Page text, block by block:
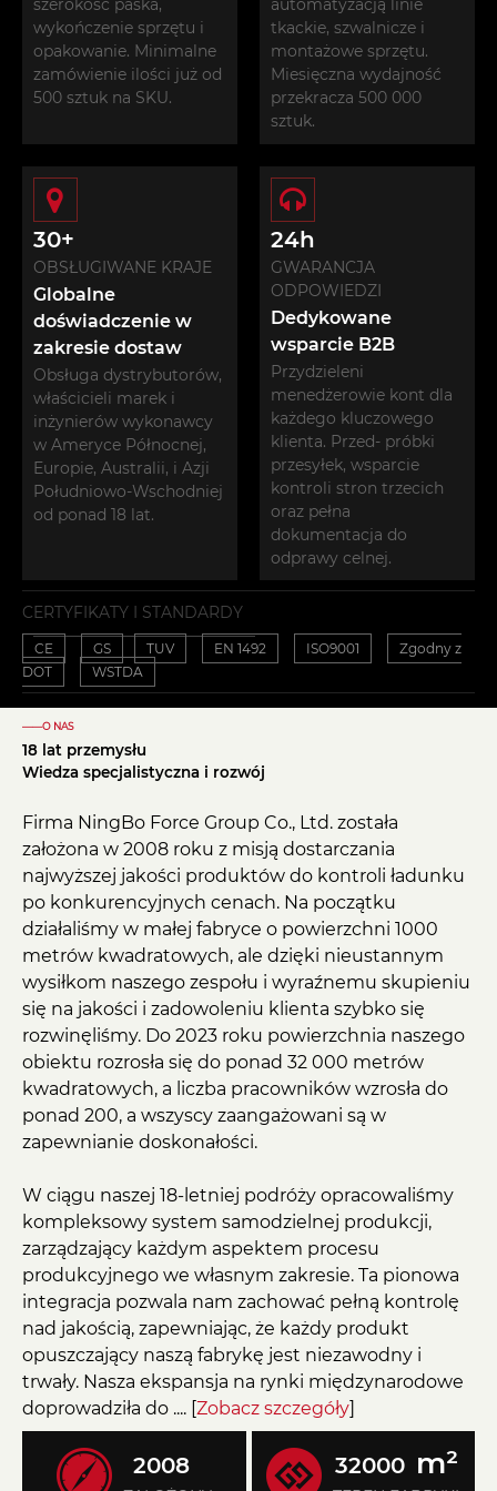
szerokość paska,
wykończenie sprzętu i
opakowanie. Minimalne
zamówienie ilości już od
500 sztuk na SKU.
automatyzacją linie
tkackie, szwalnicze i
montażowe sprzętu.
Miesięczna wydajność
przekracza 500 000
sztuk.
30+
OBSŁUGIWANE KRAJE
Globalne
doświadczenie w
zakresie dostaw
Obsługa dystrybutorów,
właścicieli marek i
inżynierów wykonawcy
w Ameryce Północnej,
Europie, Australii, i Azji
Południowo-Wschodniej
od ponad 18 lat.
24h
GWARANCJA
ODPOWIEDZI
Dedykowane
wsparcie B2B
Przydzieleni
menedżerowie kont dla
każdego kluczowego
klienta. Przed- próbki
przesyłek, wsparcie
kontroli stron trzecich
oraz pełna
dokumentacja do
odprawy celnej.
CERTYFIKATY I STANDARDY
CE GS TUV EN 1492 ISO9001
Zgodny z
DOT
WSTDA
——O NAS
18 lat przemysłu
Wiedza specjalistyczna i rozwój
Firma NingBo Force Group Co., Ltd. została
założona w 2008 roku z misją dostarczania
najwyższej jakości produktów do kontroli ładunku
po konkurencyjnych cenach. Na początku
działaliśmy w małej fabryce o powierzchni 1000
metrów kwadratowych, ale dzięki nieustannym
wysiłkom naszego zespołu i wyraźnemu skupieniu
się na jakości i zadowoleniu klienta szybko się
rozwinęliśmy. Do 2023 roku powierzchnia naszego
obiektu rozrosła się do ponad 32 000 metrów
kwadratowych, a liczba pracowników wzrosła do
ponad 200, a wszyscy zaangażowani są w
zapewnianie doskonałości.
W ciągu naszej 18-letniej podróży opracowaliśmy
kompleksowy system samodzielnej produkcji,
zarządzający każdym aspektem procesu
produkcyjnego we własnym zakresie. Ta pionowa
integracja pozwala nam zachować pełną kontrolę
nad jakością, zapewniając, że każdy produkt
opuszczający naszą fabrykę jest niezawodny i
trwały. Nasza ekspansja na rynki międzynarodowe
doprowadziła do .... [Zobacz szczegóły]
2008 32000 m²